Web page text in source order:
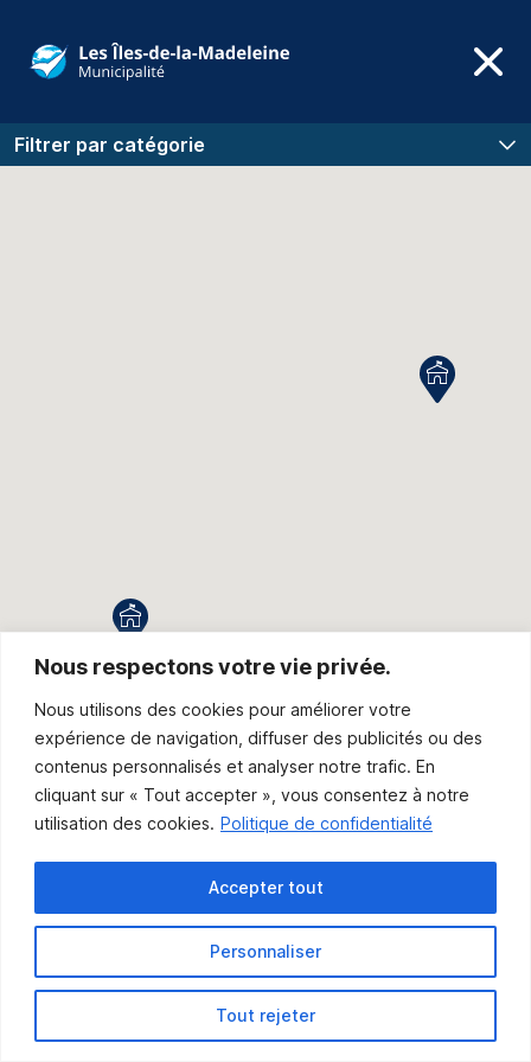
Nous respectons votre vie privée.
Nous utilisons des cookies pour améliorer votre
expérience de navigation, diffuser des publicités ou des
contenus personnalisés et analyser notre trafic. En
cliquant sur « Tout accepter », vous consentez à notre
utilisation des cookies. Politique de confidentialité
Personnaliser
Tout rejeter
Accepter tout
Filtrer par catégorie